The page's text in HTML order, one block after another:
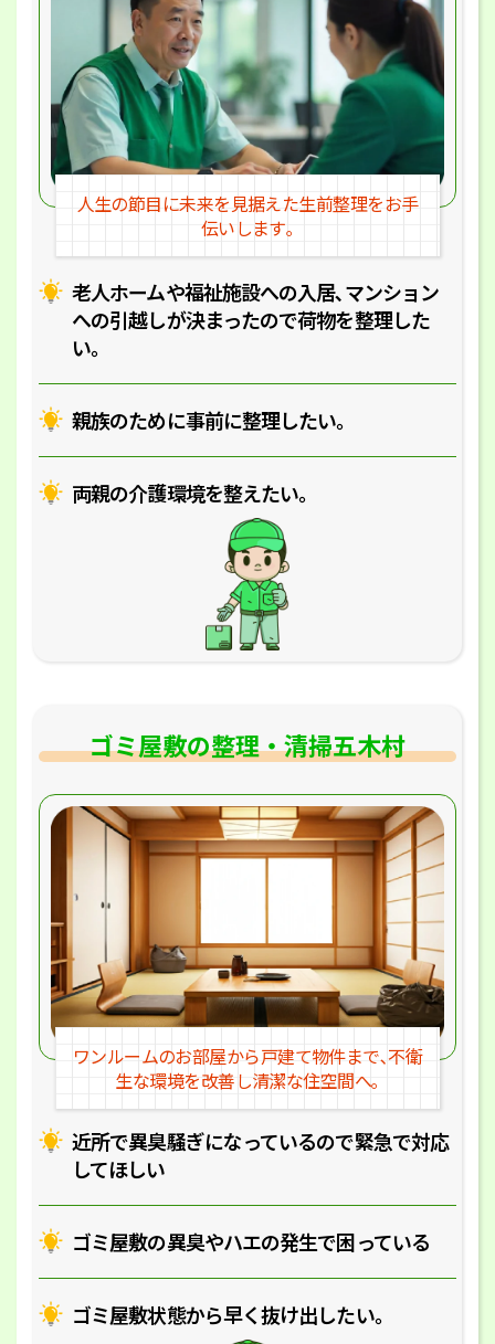
老人ホームや福祉施設への入居､マンション
への引越しが決まったので荷物を整理した
い｡
親族のために事前に整理したい｡
両親の介護環境を整えたい｡
人生の節目に未来を見据えた生前整理をお手
伝いします｡
ゴミ屋敷の整理・清掃五木村
近所で異臭騒ぎになっているので緊急で対応
してほしい
ゴミ屋敷の異臭やハエの発生で困っている
ゴミ屋敷状態から早く抜け出したい｡
ワンルームのお部屋から戸建て物件まで､不衛
生な環境を改善し清潔な住空間へ｡